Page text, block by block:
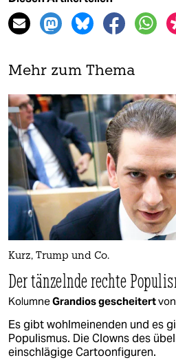
Mehr zum Thema
Kurz, Trump und Co.
Der tänzelnde rechte
KolumneGrandios gescheitertvon
Es gibt wohlmeinenden und es
Populismus. Die Clowns des
einschlägige Cartoonfiguren.